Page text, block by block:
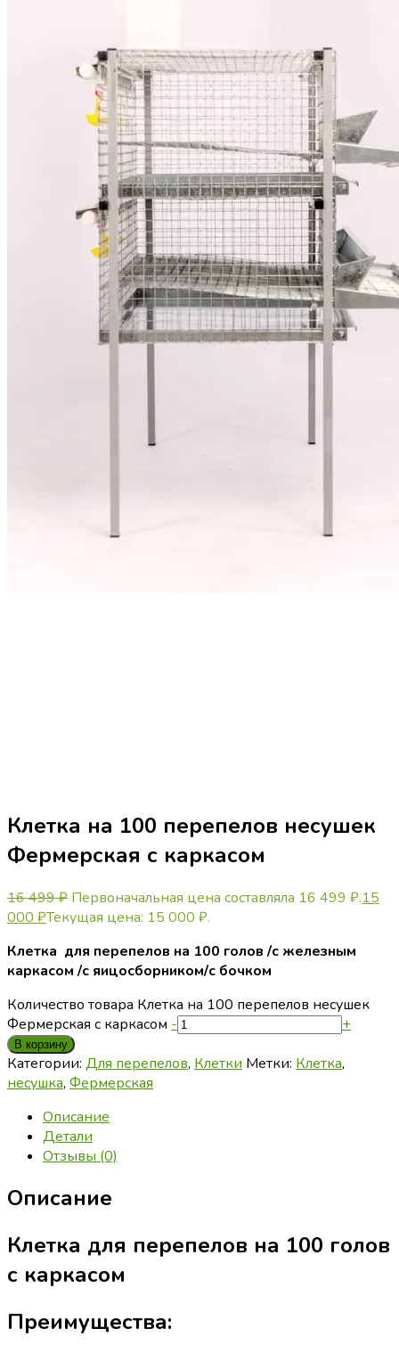
Клетка на 100 перепелов несушек
Фермерская с каркасом
16 499₽ Первоначальная цена составляла 16 499 ₽.15
000 ₽Текущая цена: 15 000 ₽.
Клетка для перепелов на 100 голов /с железным
каркасом /с яицосборником/с бочком
Количество товара Клетка на 100 перепелов несушек
Фермерская с каркасом - +
В корзину
Категории: Для перепелов, Клетки Метки: Клетка,
несушка, Фермерская
Описание
Детали
Отзывы (0)
Описание
Клетка для перепелов на 100 голов
с каркасом
Преимущества: